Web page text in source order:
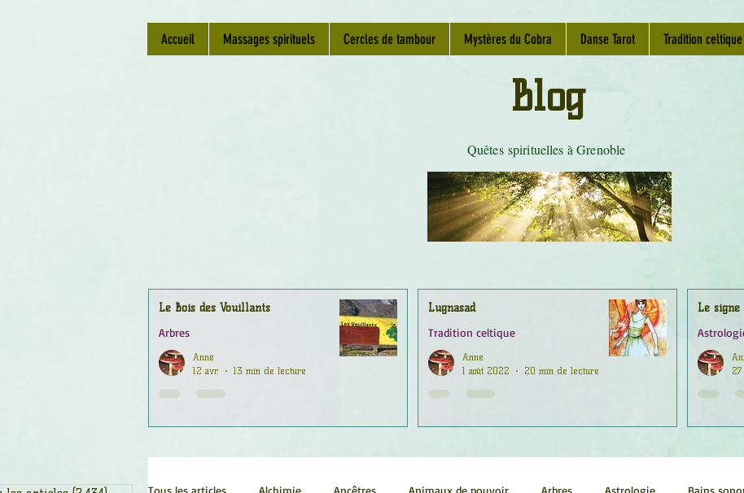
Accueil Massages spirituels Cercles de tambour Mystères du Cobra Danse Tarot Tradition celtique
Quêtes spirituelles à Grenoble
Blog
Le Bois des Vouillants
Arbres
Anne
12 avr.
13 min de lecture
Lugnasad
Tradition celtique
Anne
1 août 2022
20 min de lecture
Le
27
Tous les articles Alchimie Ancêtres Animaux de pouvoir Arbres Astrologie Bains